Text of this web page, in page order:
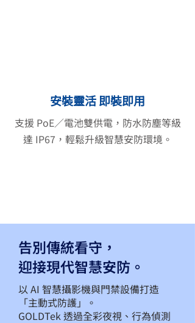
安裝靈活 即裝即用
支援 PoE／電池雙供電，防水防塵等級
達 IP67，輕鬆升級智慧安防環境。
告別傳統看守，
迎接現代智慧安防。
以 AI 智慧攝影機與門禁設備打造
「主動式防護」。
GOLDTek 透過全彩夜視、行為偵測